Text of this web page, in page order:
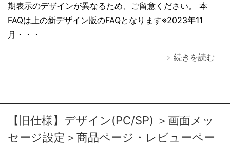
期表示のデザインが異なるため、ご留意ください。 本
FAQは上の新デザイン版のFAQとなります※2023年11
月・・・
続きを読む
【旧仕様】デザイン(PC/SP) ＞画面メッ
セージ設定＞商品ページ・レビューペー